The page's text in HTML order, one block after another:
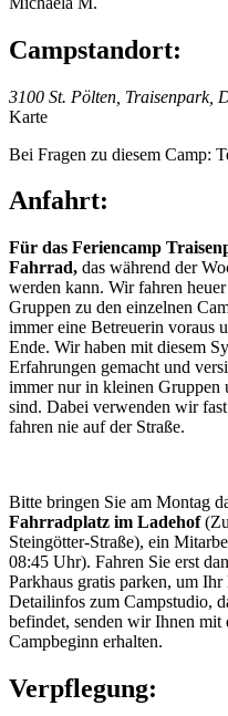
Campstandort:
3100 St. Pölten, Traisenpark,
Karte
Bei Fragen zu diesem Camp:
Anfahrt:
Für das Feriencamp
Fahrrad, das während der
werden kann. Wir fahren
Gruppen zu den einzelnen
immer eine Betreuerin voraus
Ende. Wir haben mit diesem
Erfahrungen gemacht und
immer nur in kleinen Gruppen
sind. Dabei verwenden wir
fahren nie auf der Straße.
Bitte bringen Sie am Montag
Fahrradplatz im Ladehof
Steingötter-Straße), ein
08:45 Uhr). Fahren Sie erst
Parkhaus gratis parken, um
Detailinfos zum Campstudio,
befindet, senden wir Ihnen
Campbeginn erhalten.
Verpflegung: